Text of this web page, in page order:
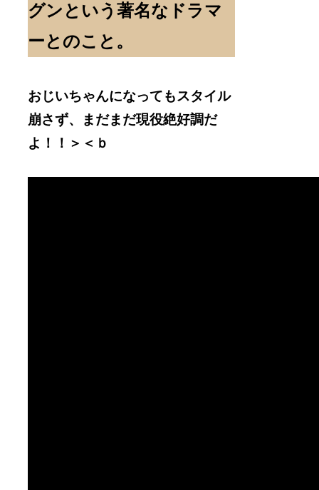
グンという著名なドラマ
ーとのこと。
おじいちゃんになってもスタイル
崩さず、まだまだ現役絶好調だ
よ！！＞＜ｂ